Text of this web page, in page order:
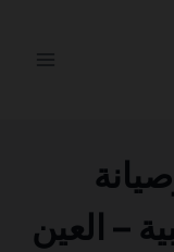
– العين